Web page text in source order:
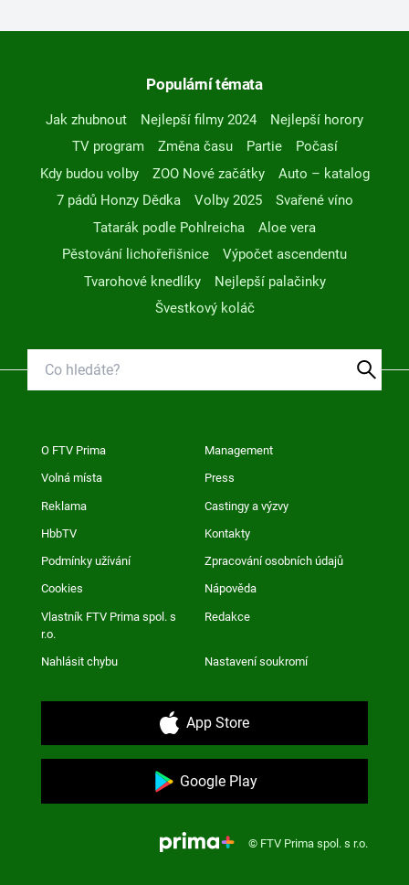
Populární témata
Jak zhubnout Nejlepší filmy 2024
Nejlepší horory
TV program
Změna času Partie
Počasí
Kdy budou volby
ZOO Nové začátky
Auto – katalog
7 pádů Honzy Dědka
Volby 2025
Svařené víno
Tatarák podle Pohlreicha
Aloe vera
Pěstování lichořeřišnice
Výpočet ascendentu
Tvarohové knedlíky
Nejlepší palačinky
Švestkový koláč
O FTV Prima Management
Volná místa Press
Reklama Castingy a výzvy
HbbTV Kontakty
Podmínky užívání Zpracování osobních údajů
Cookies Nápověda
Vlastník FTV Prima spol. s
r.o.
Redakce
Nahlásit chybu Nastavení soukromí
App Store
Google Play
© FTV Prima spol. s r.o.